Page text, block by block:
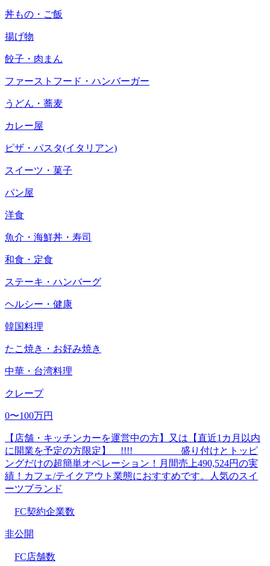
丼もの・ご飯
揚げ物
餃子・肉まん
ファーストフード・ハンバーガー
うどん・蕎麦
カレー屋
ピザ・パスタ(イタリアン)
スイーツ・菓子
パン屋
洋食
魚介・海鮮丼・寿司
和食・定食
ステーキ・ハンバーグ
ヘルシー・健康
韓国料理
たこ焼き・お好み焼き
中華・台湾料理
クレープ
0〜100万円
【店舗・キッチンカーを運営中の方】又は【直近1カ月以内
に開業を予定の方限定】 !!!! 盛り付けとトッピ
ングだけの超簡単オペレーション！月間売上490,524円の実
績！カフェ/テイクアウト業態におすすめです。人気のスイ
ーツブランド
FC契約企業数
非公開
FC店舗数